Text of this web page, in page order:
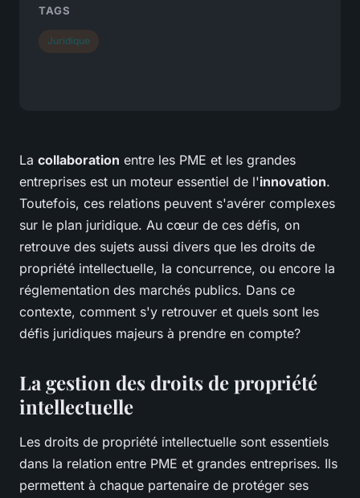
La collaboration entre les PME et les grandes
entreprises est un moteur essentiel de l'innovation.
Toutefois, ces relations peuvent s'avérer complexes
sur le plan juridique. Au cœur de ces défis, on
retrouve des sujets aussi divers que les droits de
propriété intellectuelle, la concurrence, ou encore la
réglementation des marchés publics. Dans ce
contexte, comment s'y retrouver et quels sont les
défis juridiques majeurs à prendre en compte?
La gestion des droits de propriété
intellectuelle
Les droits de propriété intellectuelle sont essentiels
dans la relation entre PME et grandes entreprises. Ils
permettent à chaque partenaire de protéger ses
TAGS
Juridique